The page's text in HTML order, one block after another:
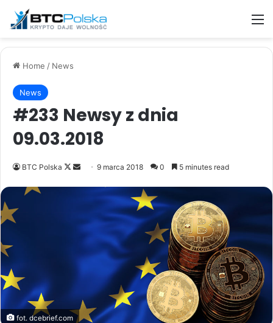
Home / News
News
#233 Newsy z dnia
09.03.2018
BTC Polska
Follow
Send9 marca 2018 0 5 minutes read
fot. dcebrief.com